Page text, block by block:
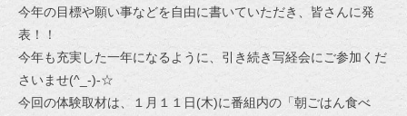
今年の目標や願い事などを自由に書いていただき、皆さんに発
表！！
今年も充実した一年になるように、引き続き写経会にご参加くだ
さいませ(^_-)-☆
今回の体験取材は、１月１１日(木)に番組内の「朝ごはん食べ